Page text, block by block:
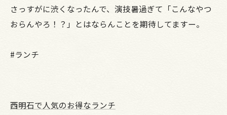
さっすがに渋くなったんで、演技暑過ぎて「こんなやつ
おらんやろ！？」とはならんことを期待してますー。
#ランチ
西明石で人気のお得なランチ